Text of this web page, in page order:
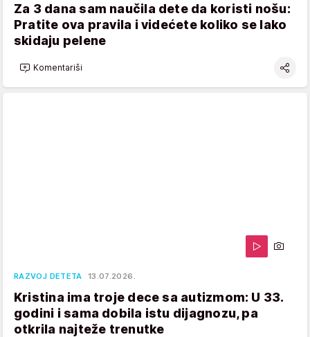
Za 3 dana sam naučila dete da koristi nošu:
Pratite ova pravila i videćete koliko se lako
skidaju pelene
Komentariši
RAZVOJ DETETA 13.07.2026.
Kristina ima troje dece sa autizmom: U 33.
godini i sama dobila istu dijagnozu, pa
otkrila najteže trenutke